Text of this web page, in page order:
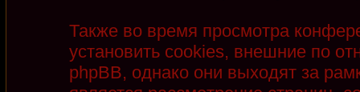
Также во время просмотра
установить cookies, внешние по
phpBB, однако они выходят за